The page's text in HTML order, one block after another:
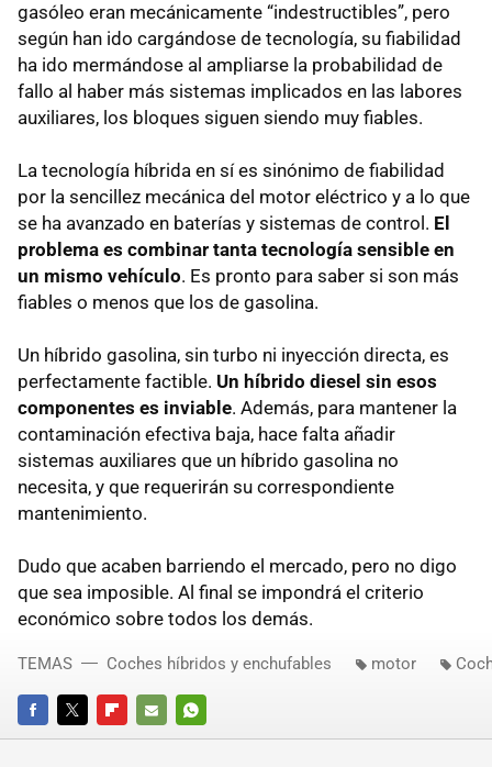
gasóleo eran mecánicamente “indestructibles”, pero
según han ido cargándose de tecnología, su fiabilidad
ha ido mermándose al ampliarse la probabilidad de
fallo al haber más sistemas implicados en las labores
auxiliares, los bloques siguen siendo muy fiables.
La tecnología híbrida en sí es sinónimo de fiabilidad
por la sencillez mecánica del motor eléctrico y a lo que
se ha avanzado en baterías y sistemas de control. El
problema es combinar tanta tecnología sensible en
un mismo vehículo. Es pronto para saber si son más
fiables o menos que los de gasolina.
Un híbrido gasolina, sin turbo ni inyección directa, es
perfectamente factible. Un híbrido diesel sin esos
componentes es inviable. Además, para mantener la
contaminación efectiva baja, hace falta añadir
sistemas auxiliares que un híbrido gasolina no
necesita, y que requerirán su correspondiente
mantenimiento.
Dudo que acaben barriendo el mercado, pero no digo
que sea imposible. Al final se impondrá el criterio
económico sobre todos los demás.
FACEBOOKTWITTERFLIPBOARD
E-
WHATSAPP
TEMAS Coches híbridos y enchufables motor